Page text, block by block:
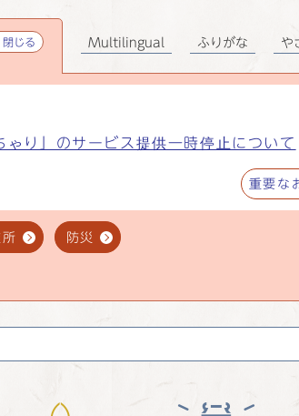
閉じる
り」のサービス提供一時停止について
重要な
防災
Multilingual ふりがな や